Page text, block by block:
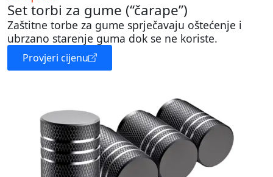
Set torbi za gume (“čarape”)
Zaštitne torbe za gume sprječavaju oštećenje i
ubrzano starenje guma dok se ne koriste.
Provjeri cijenu